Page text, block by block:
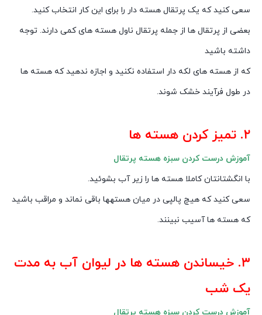
سعی کنید که یک پرتقال هسته دار را برای این کار انتخاب کنید.
بعضی از پرتقال ها از جمله پرتقال ناول هسته های کمی دارند. توجه
داشته باشید
که از هسته های لکه دار استفاده نکنید و اجازه ندهید که هسته ها
در طول فرآیند خشک شوند.
۲. تمیز کردن هسته ها
آموزش درست کردن سبزه هسته پرتقال
با انگشتانتان کاملا هسته ها را زیر آب بشوئید.
سعی کنید که هیچ پالپی در میان هسته‎ها باقی نماند و مراقب باشید
که هسته ها آسیب نبینند.
۳. خیساندن هسته ها در لیوان آب به مدت
یک شب
آموزش درست کردن سبزه هسته پرتقال